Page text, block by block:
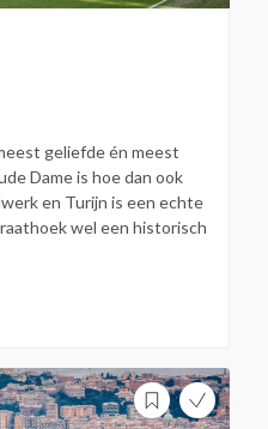
geliefde én meest
Dame is hoe dan ook
en Turijn is een echte
wel een historisch